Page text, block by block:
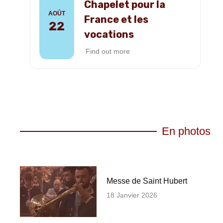
AOÛT
22
Chapelet pour la
France et les
vocations
Find out more
En photos
Messe de Saint Hubert
18 Janvier 2026